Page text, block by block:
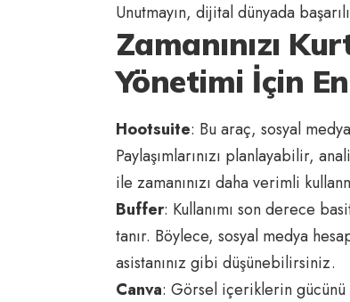
Unutmayın, dijital dünyada
Zamanınızı
Yönetimi İçin
Hootsuite: Bu araç, sosyal
Paylaşımlarınızı planlayabilir,
ile zamanınızı daha verimli
Buffer: Kullanımı son derece
tanır. Böylece, sosyal medya
asistanınız gibi düşünebilirsiniz.
Canva: Görsel içeriklerin